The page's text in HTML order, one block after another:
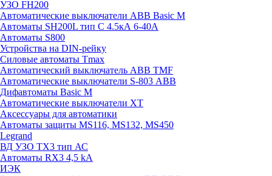
УЗО FH200
Автоматические выключатели ABB Basic M
Автоматы SH200L тип С 4.5кА 6-40А
Автоматы S800
Устройства на DIN-рейку
Силовые автоматы Tmax
Автоматический выключатель ABB TMF
Автоматические выключатели S-803 АВВ
Дифавтоматы Basic M
Автоматические выключатели XT
Аксессуары для автоматики
Автоматы защиты MS116, MS132, MS450
Legrand
ВД УЗО TX3 тип АС
Автоматы RX3 4,5 kA
ИЭК